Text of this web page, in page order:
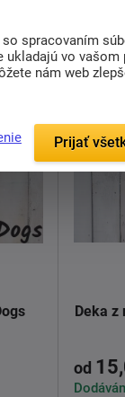
Deka z
od
spracovaním
ukladajú vo vašom
nám web
Prijať